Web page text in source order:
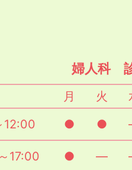
婦人科
月 火
12:00
● ●
17:00 ● ―